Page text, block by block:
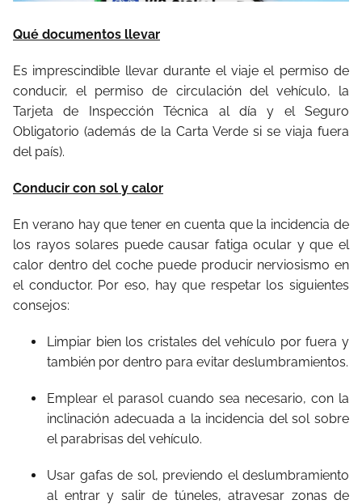
Qué documentos llevar
Es imprescindible llevar durante el viaje el permiso de
conducir, el permiso de circulación del vehículo, la
Tarjeta de Inspección Técnica al día y el Seguro
Obligatorio (además de la Carta Verde si se viaja fuera
del país).
Conducir con sol y calor
En verano hay que tener en cuenta que la incidencia de
los rayos solares puede causar fatiga ocular y que el
calor dentro del coche puede producir nerviosismo en
el conductor. Por eso, hay que respetar los siguientes
consejos:
Limpiar bien los cristales del vehículo por fuera y
también por dentro para evitar deslumbramientos.
Emplear el parasol cuando sea necesario, con la
inclinación adecuada a la incidencia del sol sobre
el parabrisas del vehículo.
Usar gafas de sol, previendo el deslumbramiento
al entrar y salir de túneles, atravesar zonas de